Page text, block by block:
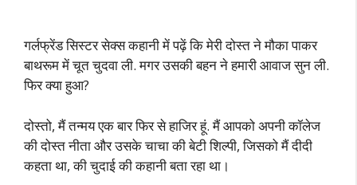
गर्लफ्रेंड सिस्टर सेक्स कहानी में पढ़ें कि मेरी दोस्त ने मौका पाकर
बाथरूम में चूत चुदवा ली. मगर उसकी बहन ने हमारी आवाज सुन ली.
फिर क्या हुआ?
दोस्तो, मैं तन्मय एक बार फिर से हाजिर हूं. मैं आपको अपनी कॉलेज
की दोस्त नीता और उसके चाचा की बेटी शिल्पी, जिसको मैं दीदी
कहता था, की चुदाई की कहानी बता रहा था।